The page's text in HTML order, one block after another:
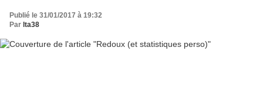
Publié le 31/01/2017 à 19:32
Par lta38